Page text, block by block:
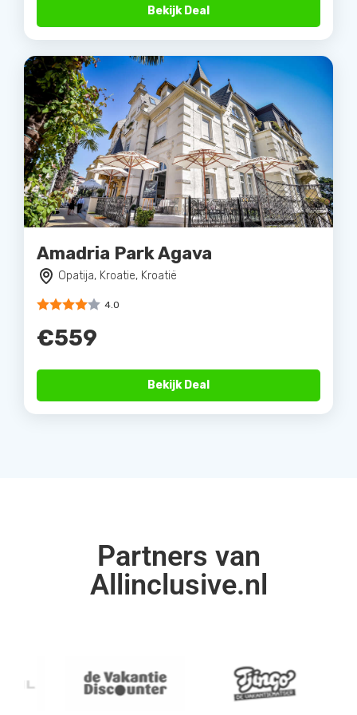
Bekijk Deal
Amadria Park Agava
Opatija, Kroatie, Kroatië
4.0
€559
Bekijk Deal
Partners van
Allinclusive.nl